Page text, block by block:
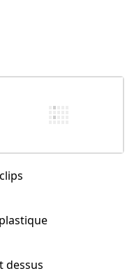
un commentaire
dessus